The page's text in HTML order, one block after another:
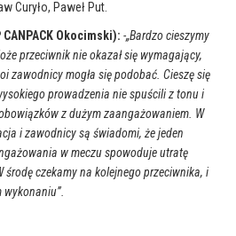
Curyło, Paweł Put.
Okocimski): -„Bardzo cieszymy
przeciwnik nie okazał się wymagający,
zawodnicy mogła się podobać. Cieszę się
prowadzenia nie spuścili z tonu i
z dużym zaangażowaniem. W
i zawodnicy są świadomi, że jeden
w meczu spowoduje utratę
środę czekamy na kolejnego przeciwnika, i
wykonaniu”.